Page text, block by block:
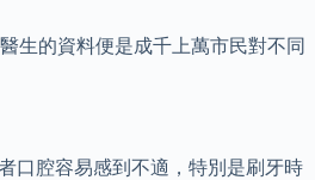
生的資料便是成千上萬市民對不同
口腔容易感到不適，特別是刷牙時